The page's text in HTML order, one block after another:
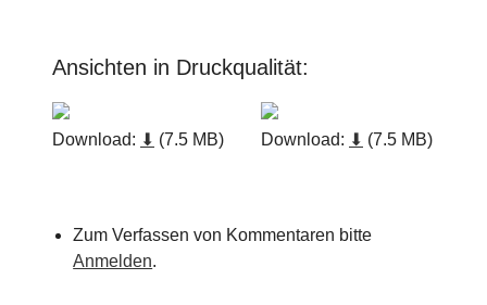
Ansichten in Druckqualität:
Download: ⬇ (7.5 MB) Download: ⬇ (7.5 MB)
Zum Verfassen von Kommentaren bitte
Anmelden.